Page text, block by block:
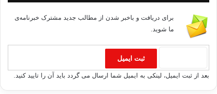
برای دریافت و باخبر شدن از مطالب جدید مشترک خبرنامه‌ی
ما شوید.
بعد از ثبت ایمیل، لینکی به ایمیل شما ارسال می گردد باید آن را تایید کنید.